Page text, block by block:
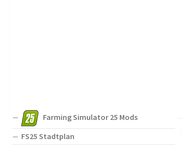
Farming Simulator 25 Mods
FS25 Stadtplan